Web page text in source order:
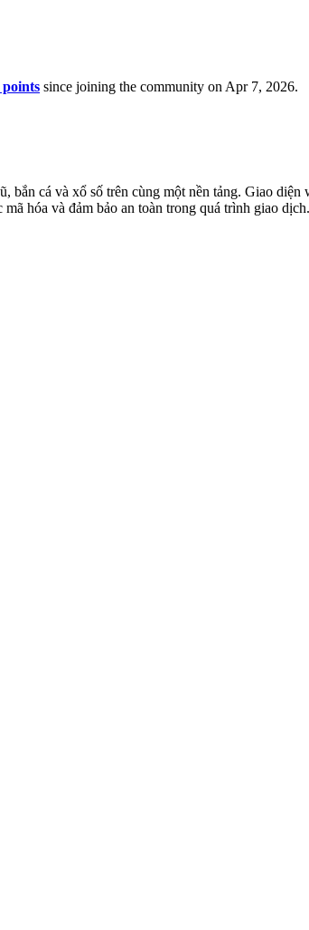
since joining the community on Apr 7, 2026.
cá và xổ số trên cùng một nền tảng. Giao
hóa và đảm bảo an toàn trong quá trình giao